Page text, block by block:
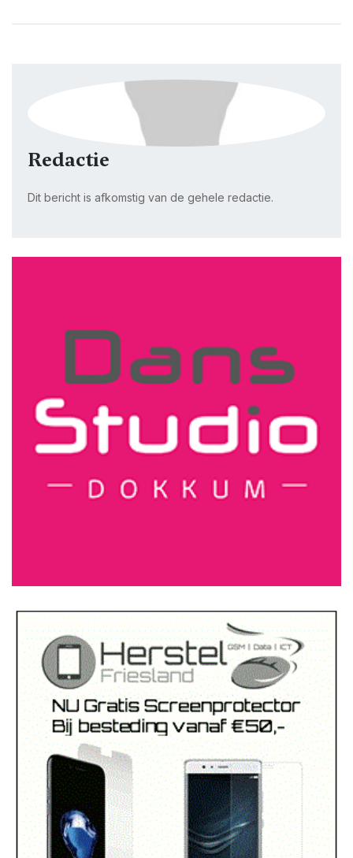
Redactie
Dit bericht is afkomstig van de gehele redactie.